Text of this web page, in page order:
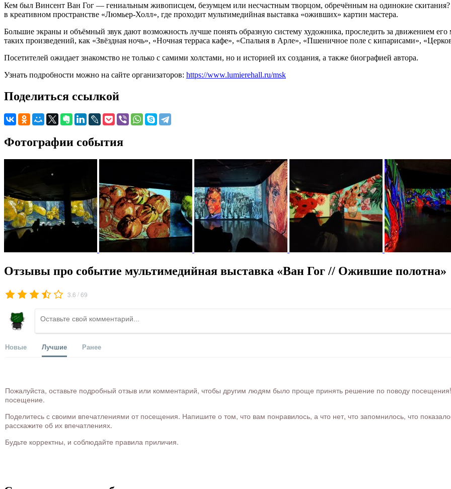
Кем был Винсент Ван Гог — гениальным живописцем, безумцем или несчастным творцом, обречённым на одинокие скитания?
в креативном пространстве «Люмьер-Холл», где проходит мультимедийная выставка «оживших» картин мастера.
Большие экраны и объёмный звук дают возможность лучше понять образную систему художника, проследить за движением его
таких произведений, как «Звёздная ночь», «Ночная терраса кафе», «Спальня в Арле», «Пшеничное поле с кипарисами»,
Посетителей ожидает знакомство не только с самими холстами, но и историей их создания, а также биографией автора.
Узнать подробности можно на сайте организаторов: https://www.lumierehall.ru/msk
Поделиться ссылкой
Фотографии события
Отзывы про событие мультимедийная выставка «Ван Гог // Ожившие полотна»
3.6 /69
Новые Лучшие Ранее
Пожалуйста, оставьте подробный отзыв или комментарий, чтобы другим людям было проще принять решение по поводу посещения!
посещение.
Поделитесь с своими впечатлениями от посещения. Напишите о том, что вам понравилось, а что нет, что запомнилось, что
расскажите об их впечатлениях.
Будьте корректны, и соблюдайте правила приличия.